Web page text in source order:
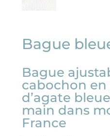
Bague
Bague
cabochon en
d’agate
main dans
France